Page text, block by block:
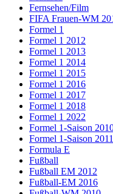
Fernsehen/Film
FIFA Frauen-WM
Formel 1
Formel 1 2012
Formel 1 2013
Formel 1 2014
Formel 1 2015
Formel 1 2016
Formel 1 2017
Formel 1 2018
Formel 1 2022
Formel 1-Saison
Formel 1-Saison 2011
Formula E
Fußball
Fußball EM 2012
Fußball-EM 2016